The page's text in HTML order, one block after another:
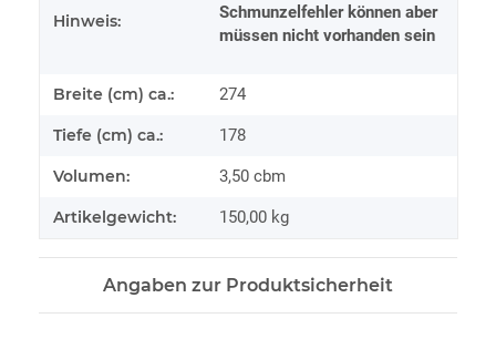
Hinweis:
Schmunzelfehler können aber
müssen nicht vorhanden sein
Breite (cm) ca.: 274
Tiefe (cm) ca.: 178
Volumen: 3,50 cbm
Artikelgewicht: 150,00 kg
Angaben zur Produktsicherheit